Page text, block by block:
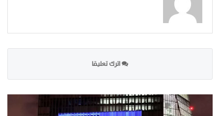
اترك تعليقا